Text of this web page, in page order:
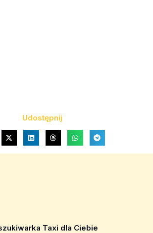
Udostępnij
Taxi dla Ciebie